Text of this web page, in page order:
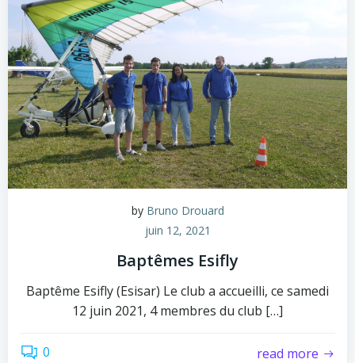
by Bruno Drouard
juin 12, 2021
Baptêmes Esifly
Baptême Esifly (Esisar) Le club a accueilli, ce samedi
12 juin 2021, 4 membres du club […]
0 read more